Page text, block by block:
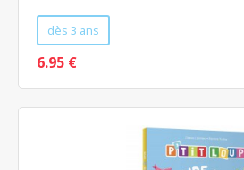
dès 3 ans
6.95 €